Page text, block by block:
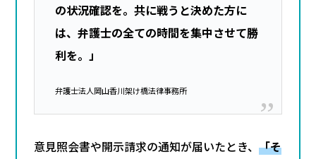
の状況確認を。共に戦うと決めた方に
は、弁護士の全ての時間を集中させて勝
利を。」
弁護士法人岡山香川架け橋法律事務所
意見照会書や開示請求の通知が届いたとき、 「そ